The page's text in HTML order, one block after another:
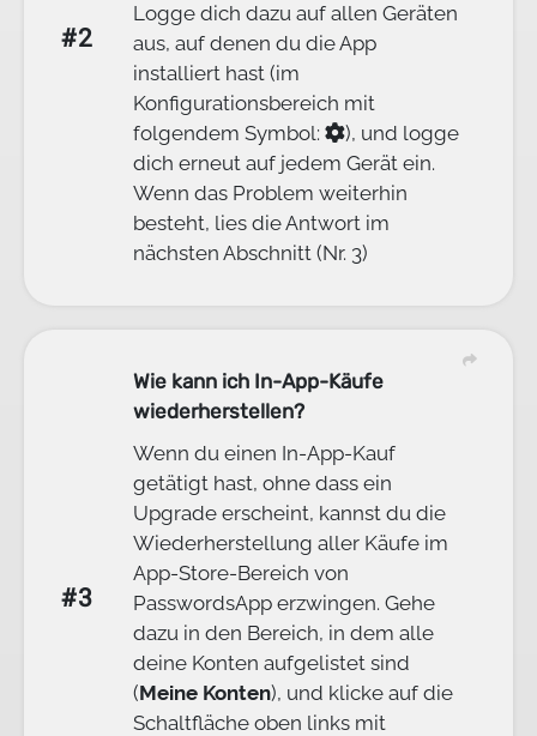
#2
Logge dich dazu auf allen Geräten
aus, auf denen du die App
installiert hast (im
Konfigurationsbereich mit
folgendem Symbol:
), und logge
dich erneut auf jedem Gerät ein.
Wenn das Problem weiterhin
besteht, lies die Antwort im
nächsten Abschnitt (Nr. 3)
#3
Wie kann ich In-App-Käufe
wiederherstellen?
Wenn du einen In-App-Kauf
getätigt hast, ohne dass ein
Upgrade erscheint, kannst du die
Wiederherstellung aller Käufe im
App-Store-Bereich von
PasswordsApp erzwingen. Gehe
dazu in den Bereich, in dem alle
deine Konten aufgelistet sind
(Meine Konten), und klicke auf die
Schaltfläche oben links mit